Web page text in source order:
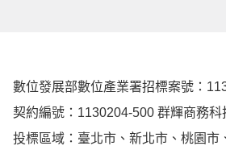
數位發展部數位產業署招標案號：
契約編號：1130204-500 群輝商務科
投標區域：臺北市、新北市、桃園市